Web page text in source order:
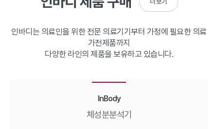
인바디는 의료인을 위한 전문 의료기기부터 가정에 필요한 의료
가전제품까지
다양한 라인의 제품을 보유하고 있습니다.
InBody
체성분분석기